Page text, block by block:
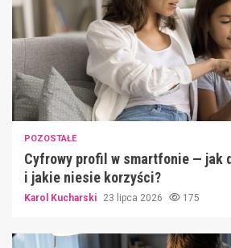
POZOSTAŁE
Cyfrowy profil w smartfonie — jak
i jakie niesie korzyści?
Karol Kucharski 23 lipca 2026 175